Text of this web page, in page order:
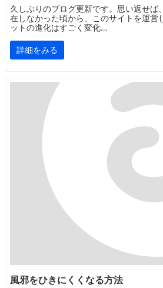
久しぶりのブログ更新です。思い返せば
在しなかった頃から、このサイトを運営
ットの進化はすごく変化…
詳細をみる
風邪をひきにくくなる方法